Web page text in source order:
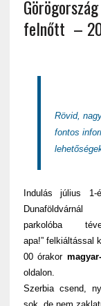
felnőtt –
Rövid,
fontos
Indulás július
parkolóba
apa!” felkiáltással
00 órakor
oldalon.
Szerbia csend,